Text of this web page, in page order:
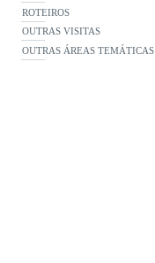
ROTEIROS
OUTRAS VISITAS
OUTRAS ÁREAS TEMÁTICAS